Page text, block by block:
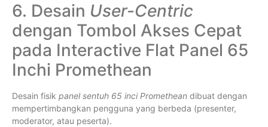
6. Desain User-Centric
dengan Tombol Akses Cepat
pada Interactive Flat Panel 65
Inchi Promethean
Desain fisik panel sentuh 65 inci Promethean dibuat dengan
mempertimbangkan pengguna yang berbeda (presenter,
moderator, atau peserta).